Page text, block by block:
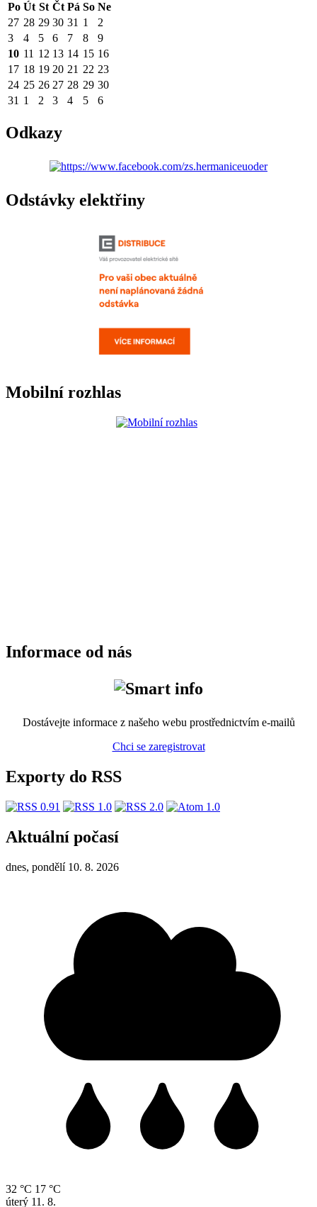
Po Út St Čt Pá So Ne
27 28 29 30 31 1
2
3
4 5 6 7 8
9
10 11 12 13 14 15 16
17 18 19 20 21 22 23
24 25 26 27 28 29 30
31 1 2 3 4 5 6
Odkazy
Odstávky elektřiny
Mobilní rozhlas
Informace od nás
Dostávejte informace z našeho webu prostřednictvím e-mailů
Chci se zaregistrovat
Exporty do RSS
Aktuální počasí
dnes, pondělí 10. 8. 2026
32 °C 17 °C
úterý 11. 8.